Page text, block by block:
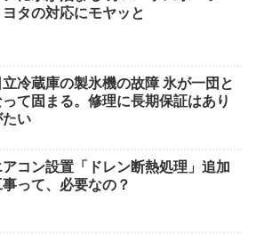
ヨタの対応にモヤッと
立冷蔵庫の製氷機の故障 氷が一団と
って固まる。修理に長期保証はあり
たい
アコン設置「ドレン断熱処理」追加
事って、必要なの？